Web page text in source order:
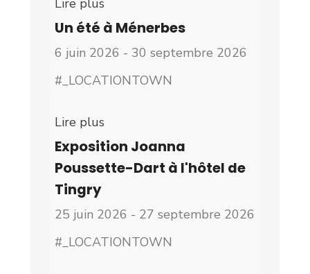
Un été à Ménerbes
6 juin 2026 - 30 septembre 2026
#_LOCATIONTOWN
Lire plus
Exposition Joanna
Poussette-Dart à l'hôtel de
Tingry
25 juin 2026 - 27 septembre 2026
#_LOCATIONTOWN